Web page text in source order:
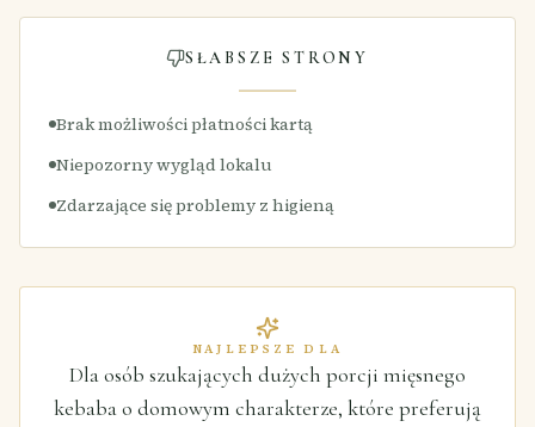
SŁABSZE STRONY
Brak możliwości płatności kartą
Niepozorny wygląd lokalu
Zdarzające się problemy z higieną
NAJLEPSZE DLA
Dla osób szukających dużych porcji mięsnego
kebaba o domowym charakterze, które preferują